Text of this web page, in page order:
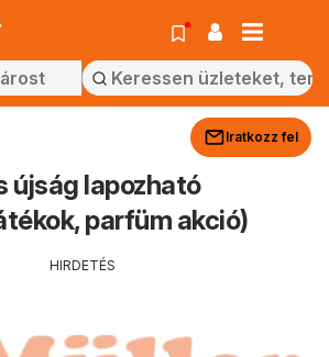
Iratkozz fel
újság lapozható
parfüm akció)
HIRDETÉS